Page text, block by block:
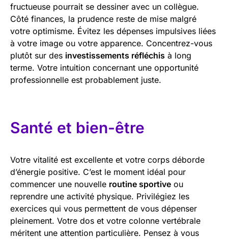
fructueuse pourrait se dessiner avec un collègue.
Côté finances, la prudence reste de mise malgré
votre optimisme. Évitez les dépenses impulsives liées
à votre image ou votre apparence. Concentrez-vous
plutôt sur des investissements réfléchis à long
terme. Votre intuition concernant une opportunité
professionnelle est probablement juste.
Santé et bien-être
Votre vitalité est excellente et votre corps déborde
d’énergie positive. C’est le moment idéal pour
commencer une nouvelle routine sportive ou
reprendre une activité physique. Privilégiez les
exercices qui vous permettent de vous dépenser
pleinement. Votre dos et votre colonne vertébrale
méritent une attention particulière. Pensez à vous